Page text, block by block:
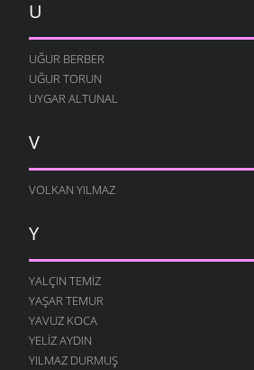
U
UĞUR BERBER
UĞUR TORUN
UYGAR ALTUNAL
V
VOLKAN YILMAZ
Y
YALÇIN TEMIZ
YAŞAR TEMUR
YAVUZ KOCA
YELIZ AYDIN
YILMAZ DURMUŞ